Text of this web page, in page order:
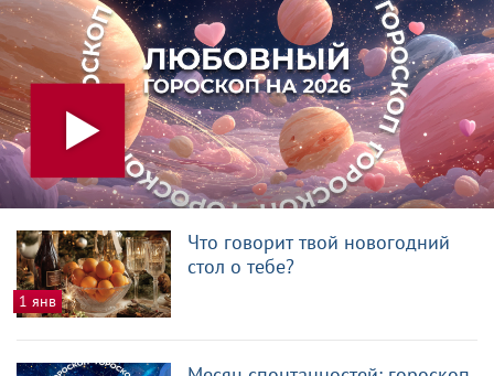
1 янв
Что говорит твой новогодний
стол о тебе?